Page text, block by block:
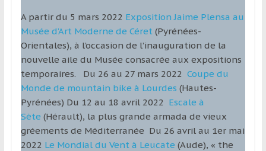
A partir du 5 mars 2022 Exposition Jaime Plensa au
Musée d’Art Moderne de Céret(Pyrénées-
Orientales), à l’occasion de l’inauguration de la
nouvelle aile du Musée consacrée aux expositions
temporaires. Du 26 au 27 mars 2022 Coupe du
Monde de mountain bike à Lourdes (Hautes-
Pyrénées) Du 12 au 18 avril 2022 Escale à
Sète (Hérault), la plus grande armada de vieux
gréements de Méditerranée Du 26 avril au 1er mai
2022 Le Mondial du Vent à Leucate (Aude), « the